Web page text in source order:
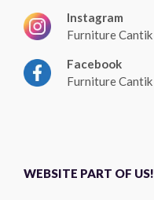
Instagram
Furniture Cantik
Facebook
Furniture Cantik
WEBSITE PART OF US!